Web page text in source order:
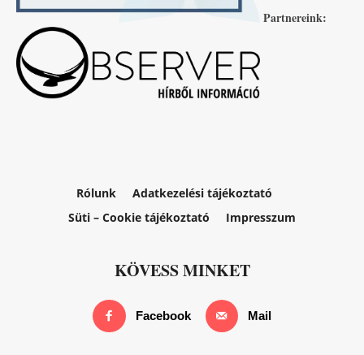
Partnereink:
Rólunk
Adatkezelési tájékoztató
Süti – Cookie tájékoztató
Impresszum
KÖVESS MINKET
Facebook Mail